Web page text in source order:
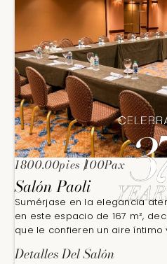
1800.00pies100Pax
Salón Paoli
Sumérjase en la elegancia
en este espacio de 167 m²,
que le confieren un aire íntimo
Detalles Del Salón